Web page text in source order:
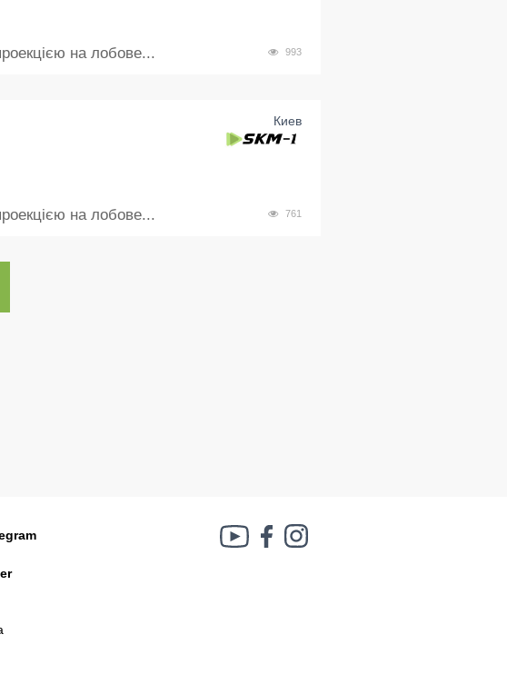
993
на лобове...
Киев
761
на лобове...